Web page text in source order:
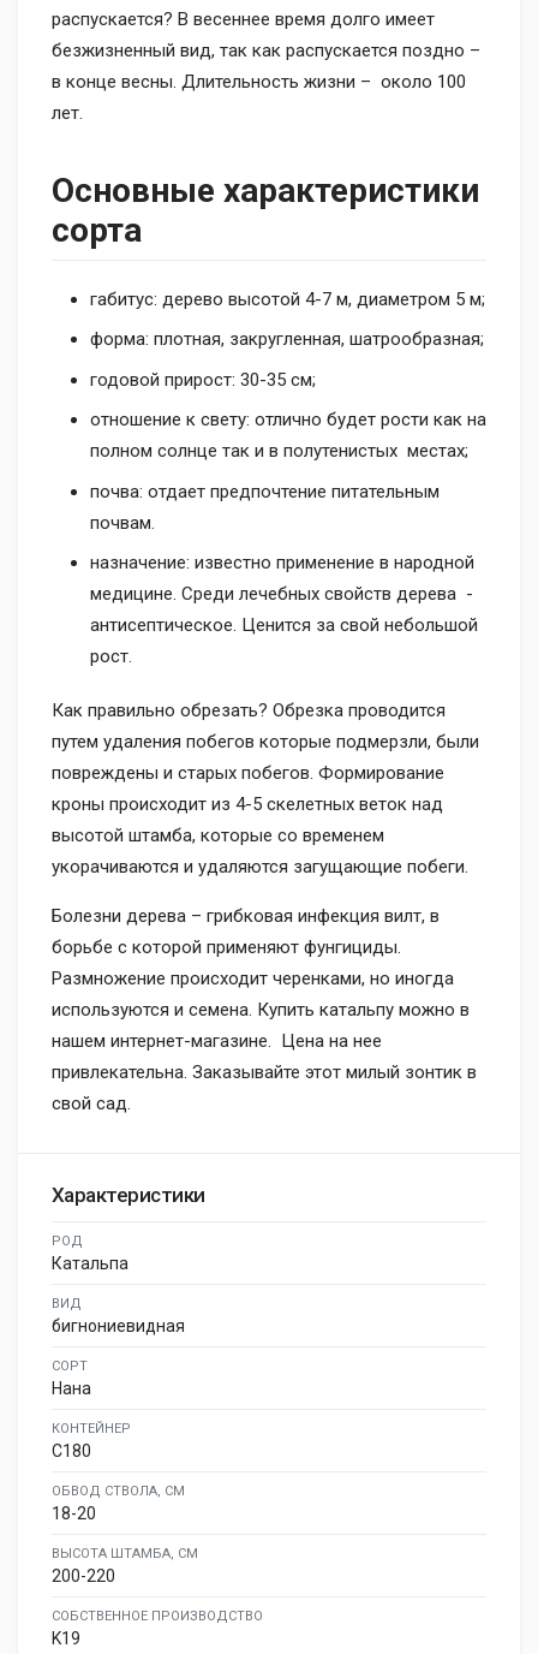
распускается? В весеннее время долго имеет
безжизненный вид, так как распускается поздно –
в конце весны. Длительность жизни – около 100
лет.
Основные характеристики
сорта
габитус: дерево высотой 4-7 м, диаметром 5 м;
форма: плотная, закругленная, шатрообразная;
годовой прирост: 30-35 см;
отношение к свету: отлично будет рости как на
полном солнце так и в полутенистых местах;
почва: отдает предпочтение питательным
почвам.
назначение: известно применение в народной
медицине. Среди лечебных свойств дерева -
антисептическое. Ценится за свой небольшой
рост.
Как правильно обрезать? Обрезка проводится
путем удаления побегов которые подмерзли, были
повреждены и старых побегов. Формирование
кроны происходит из 4-5 скелетных веток над
высотой штамба, которые со временем
укорачиваются и удаляются загущающие побеги.
Болезни дерева – грибковая инфекция вилт, в
борьбе с которой применяют фунгициды.
Размножение происходит черенками, но иногда
используются и семена. Купить катальпу можно в
нашем интернет-магазине. Цена на нее
привлекательна. Заказывайте этот милый зонтик в
свой сад.
Характеристики
РОД
Катальпа
ВИД
бигнониевидная
СОРТ
Нана
КОНТЕЙНЕР
C180
ОБВОД СТВОЛА, СМ
18-20
ВЫСОТА ШТАМБА, СМ
200-220
СОБСТВЕННОЕ ПРОИЗВОДСТВО
K19